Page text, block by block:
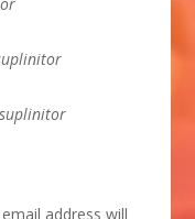
suplinitor
address will